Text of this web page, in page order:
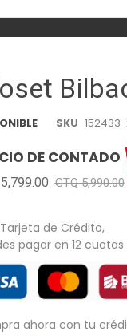
SKU
DE CONTADO
GTQ 5,990.00
de Crédito,
pagar en 12 cuotas
ahora con tu